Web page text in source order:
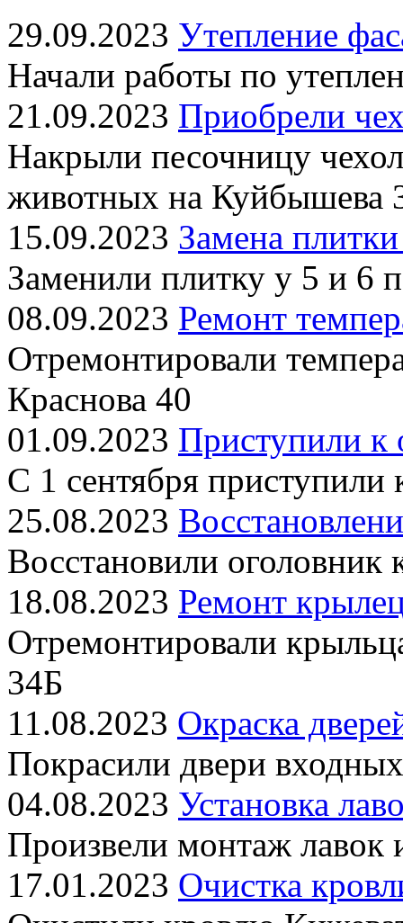
29.09.2023 Утепление
Начали работы по
21.09.2023 Приобрели
Накрыли песочницу
животных на Куйбышева
15.09.2023 Замена
Заменили плитку у 5 и 6
08.09.2023 Ремонт
Отремонтировали
Краснова 40
01.09.2023 Приступили к
С 1 сентября
25.08.2023
Восстановили
18.08.2023 Ремонт
Отремонтировали
34Б
11.08.2023 Окраска
Покрасили двери
04.08.2023 Установка
Произвели монтаж
17.01.2023 Очистка